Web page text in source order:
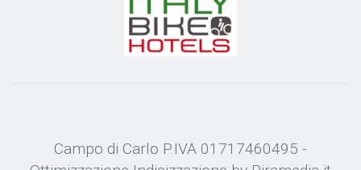
Campo di Carlo P.IVA 01717460495 -